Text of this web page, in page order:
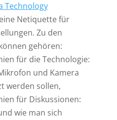
Technology
Netiquette für
Zu den
gehören:
für die Technologie:
und Kamera
werden sollen,
für Diskussionen:
wie man sich